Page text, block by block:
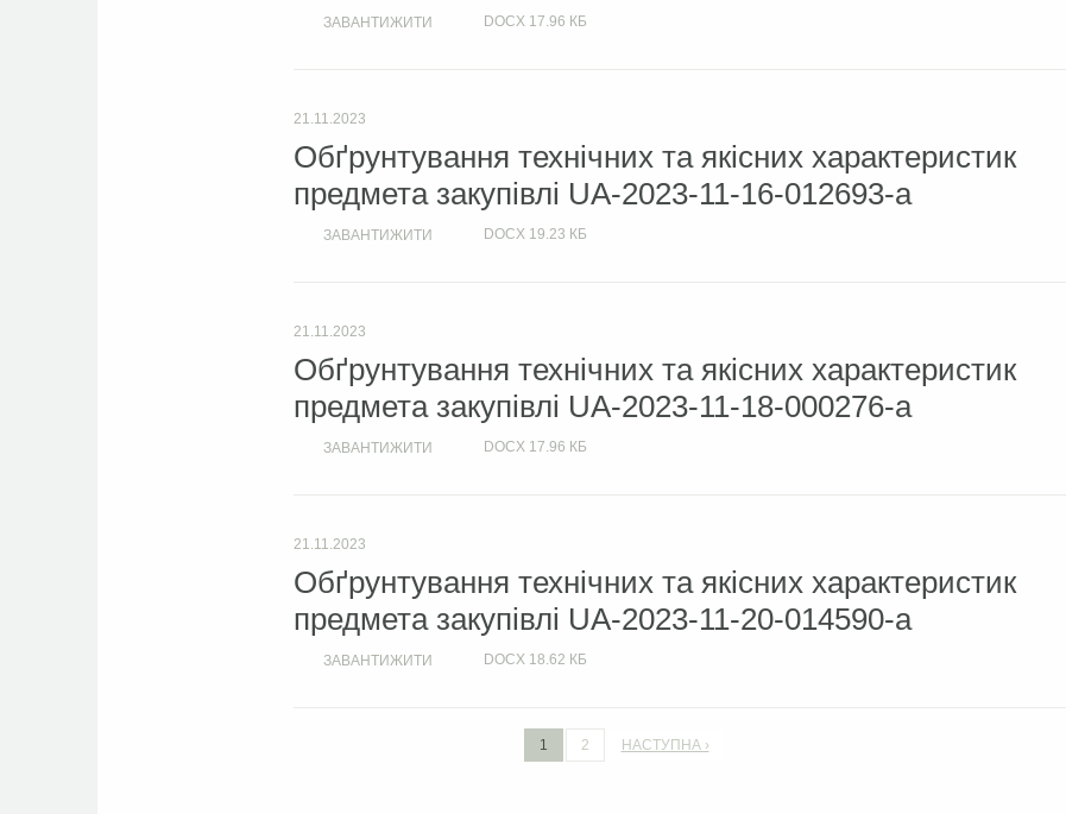
ЗАВАНТИЖИТИ DOCX 17.96 КБ
21.11.2023
Обґрунтування технічних та якісних характеристик
предмета закупівлі UA-2023-11-16-012693-а
ЗАВАНТИЖИТИ DOCX 19.23 КБ
21.11.2023
Обґрунтування технічних та якісних характеристик
предмета закупівлі UA-2023-11-18-000276-а
ЗАВАНТИЖИТИ DOCX 17.96 КБ
21.11.2023
Обґрунтування технічних та якісних характеристик
предмета закупівлі UA-2023-11-20-014590-a
ЗАВАНТИЖИТИ DOCX 18.62 КБ
1 2 НАСТУПНА ›